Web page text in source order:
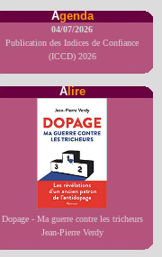
Agenda
04/07/2026
Publication des Indices de Confiance
(ICCD) 2026
Alire
Dopage - Ma guerre contre les tricheurs
Jean-Pierre Verdy